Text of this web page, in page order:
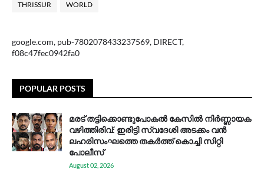
THRISSUR WORLD
google.com, pub-7802078433237569, DIRECT,
f08c47fec0942fa0
POPULAR POSTS
മരട് തട്ടിക്കൊണ്ടുപോകൽ കേസിൽ നിർണ്ണായക
വഴിത്തിരിവ്: ഇരിട്ടി സ്വദേശി അടക്കം വൻ
ലഹരിസംഘത്തെ തകർത്ത് കൊച്ചി സിറ്റി
പോലീസ്
August 02, 2026